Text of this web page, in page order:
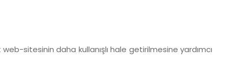
sitesinin daha kullanışlı hale getirilmesine yardımcı